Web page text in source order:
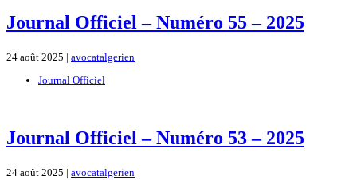
Journal Officiel – Numéro 55 – 2025
24 août 2025 | avocatalgerien
Journal Officiel
Journal Officiel – Numéro 53 – 2025
24 août 2025 | avocatalgerien